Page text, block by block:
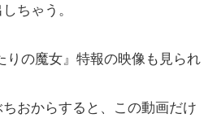
ちゃう。
りの魔女』特報の映像も見られ
おからすると、この動画だけ